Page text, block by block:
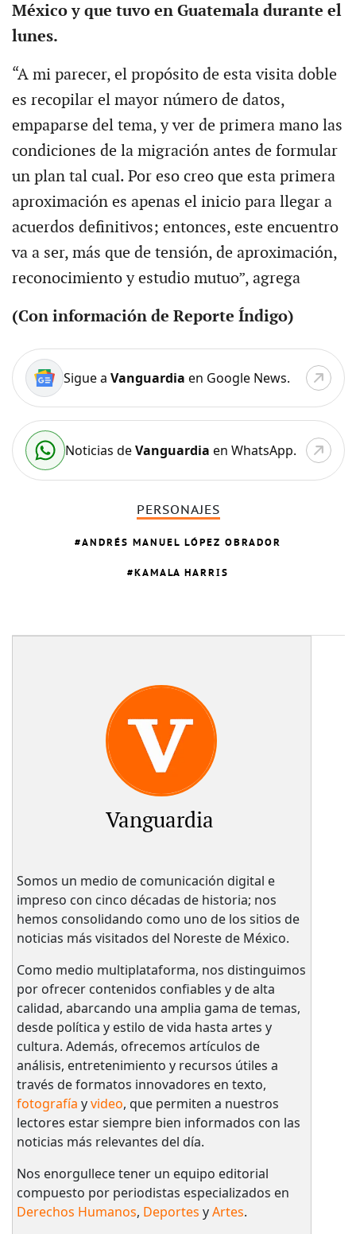
México y que tuvo en Guatemala durante el
lunes.
“A mi parecer, el propósito de esta visita doble
es recopilar el mayor número de datos,
empaparse del tema, y ver de primera mano las
condiciones de la migración antes de formular
un plan tal cual. Por eso creo que esta primera
aproximación es apenas el inicio para llegar a
acuerdos definitivos; entonces, este encuentro
va a ser, más que de tensión, de aproximación,
reconocimiento y estudio mutuo”, agrega
(Con información de Reporte Índigo)
Sigue a Vanguardia en Google News.
Noticias deVanguardia en WhatsApp.
PERSONAJES
ANDRÉS MANUEL LÓPEZ OBRADOR
KAMALA HARRIS
Vanguardia
Somos un medio de comunicación digital e
impreso con cinco décadas de historia; nos
hemos consolidando como uno de los sitios de
noticias más visitados del Noreste de México.
Como medio multiplataforma, nos distinguimos
por ofrecer contenidos confiables y de alta
calidad, abarcando una amplia gama de temas,
desde política y estilo de vida hasta artes y
cultura. Además, ofrecemos artículos de
análisis, entretenimiento y recursos útiles a
través de formatos innovadores en texto,
fotografía yvideo, que permiten a nuestros
lectores estar siempre bien informados con las
noticias más relevantes del día.
Nos enorgullece tener un equipo editorial
compuesto por periodistas especializados en
Derechos Humanos, Deportes yArtes.